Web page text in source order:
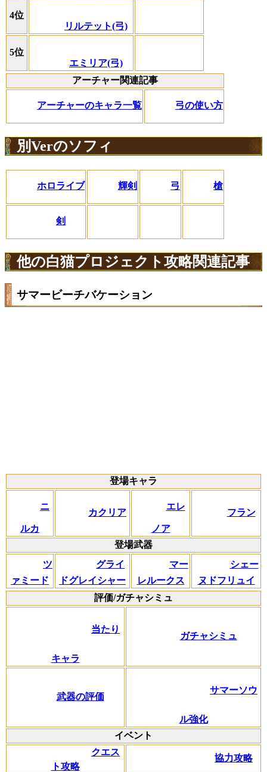
4位
リルテット(弓)
5位
エミリア(弓)
アーチャー関連記事
アーチャーのキャラ一覧 弓の使い方
別Verのソフィ
ホロライブ 輝剣 弓 槍
剣
他の白猫プロジェクト攻略関連記事
サマービーチバケーション
登場キャラ
ニ
ルカ
カクリア
エレ
ノア
フラン
登場武器
ツ
ァミード
グライ
ドグレイシャー
マー
レルークス
シェー
ヌドフリュイ
評価/ガチャシミュ
当たり
キャラ
ガチャシミュ
武器の評価
サマーソウ
ル強化
イベント
クエス
ト攻略
協力攻略